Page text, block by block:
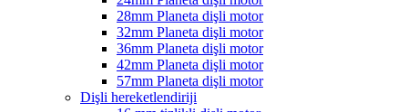
28mm Planeta dişli motor
32mm Planeta dişli motor
36mm Planeta dişli motor
42mm Planeta dişli motor
57mm Planeta dişli motor
Dişli hereketlendiriji